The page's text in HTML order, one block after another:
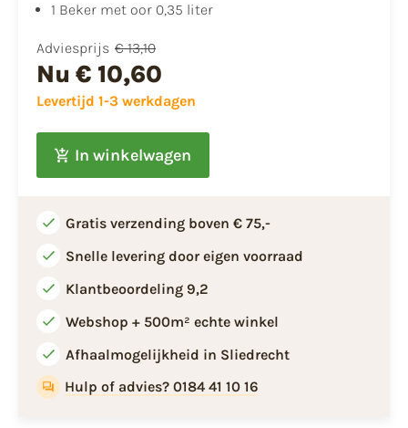
​1 Beker met oor 0,35 liter
Adviesprijs € 13,10
Nu € 10,60
Levertijd 1-3 werkdagen
In winkelwagen
Gratis verzending boven € 75,-
Snelle levering door eigen voorraad
Klantbeoordeling 9,2
Webshop + 500m² echte winkel
Afhaalmogelijkheid in Sliedrecht
Hulp of advies? 0184 41 10 16